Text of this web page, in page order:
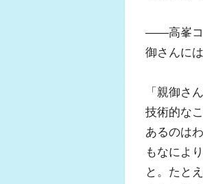
――高峯コ
御さんに
「親御さ
技術的な
あるのは
もなによ
と。たと